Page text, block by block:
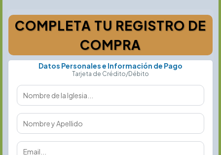
COMPLETA TU REGISTRO DE
COMPRA
Datos Personales e Información de Pago
Tarjeta de Crédito/Débito